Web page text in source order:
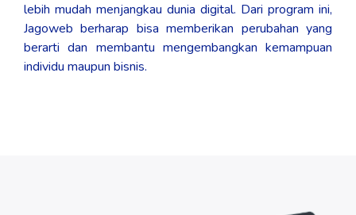
lebih mudah menjangkau dunia digital. Dari program ini,
Jagoweb berharap bisa memberikan perubahan yang
berarti dan membantu mengembangkan kemampuan
individu maupun bisnis.